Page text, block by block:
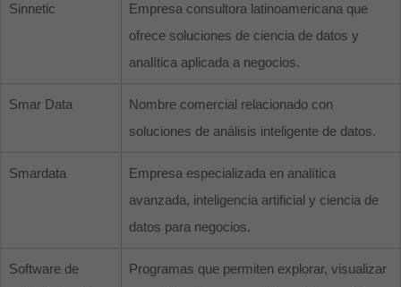
Sinnetic
Empresa consultora latinoamericana que
ofrece soluciones de ciencia de datos y
analítica aplicada a negocios.
Smar Data
Nombre comercial relacionado con
soluciones de análisis inteligente de datos.
Smardata
Empresa especializada en analítica
avanzada, inteligencia artificial y ciencia de
datos para negocios.
Software de
Programas que permiten explorar, visualizar